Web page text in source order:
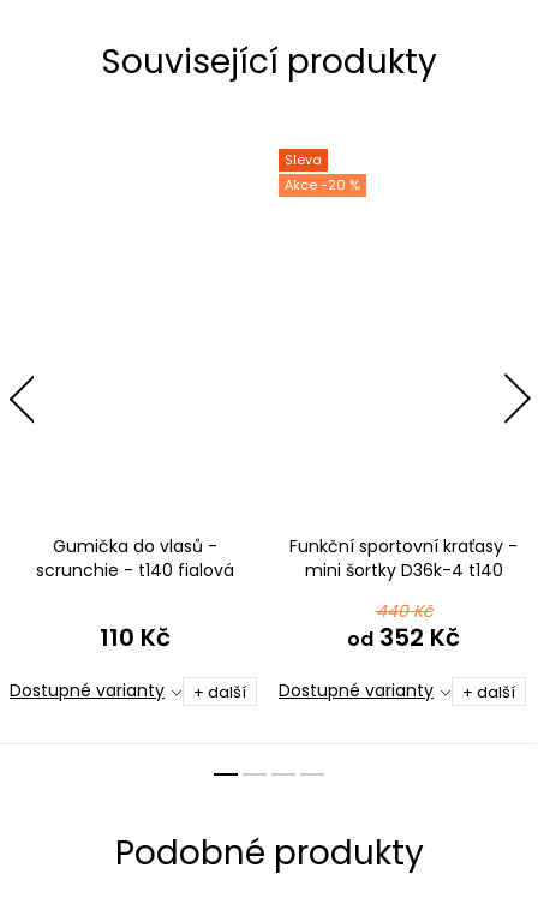
Související produkty
Gumička do vlasů -
scrunchie - t140 fialová
110 Kč
Dostupné varianty + další
Sleva
-20 %
Funkční sportovní kraťasy -
mini šortky D36k-4 t140
440 Kč
od 352 Kč
Dostupné varianty + další